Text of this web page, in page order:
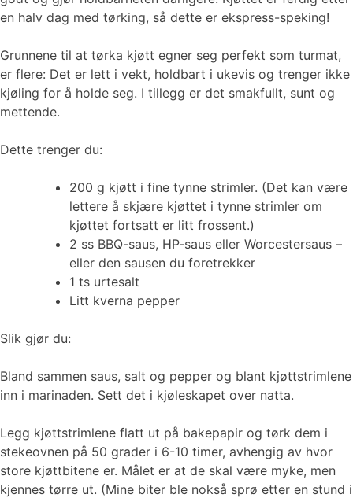
en halv dag med tørking, så dette er ekspress-speking!
Grunnene til at tørka kjøtt egner seg perfekt som turmat,
er flere: Det er lett i vekt, holdbart i ukevis og trenger ikke
kjøling for å holde seg. I tillegg er det smakfullt, sunt og
mettende.
Dette trenger du:
200 g kjøtt i fine tynne strimler. (Det kan være
lettere å skjære kjøttet i tynne strimler om
kjøttet fortsatt er litt frossent.)
2 ss BBQ-saus, HP-saus eller Worcestersaus –
eller den sausen du foretrekker
1 ts urtesalt
Litt kverna pepper
Slik gjør du:
Bland sammen saus, salt og pepper og blant kjøttstrimlene
inn i marinaden. Sett det i kjøleskapet over natta.
Legg kjøttstrimlene flatt ut på bakepapir og tørk dem i
stekeovnen på 50 grader i 6-10 timer, avhengig av hvor
store kjøttbitene er. Målet er at de skal være myke, men
kjennes tørre ut. (Mine biter ble nokså sprø etter en stund i